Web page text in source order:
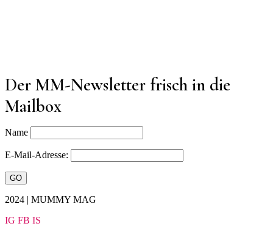
Der MM-Newsletter frisch in die
Mailbox
Name
E-Mail-Adresse:
2024 | MUMMY MAG
IG FB IS